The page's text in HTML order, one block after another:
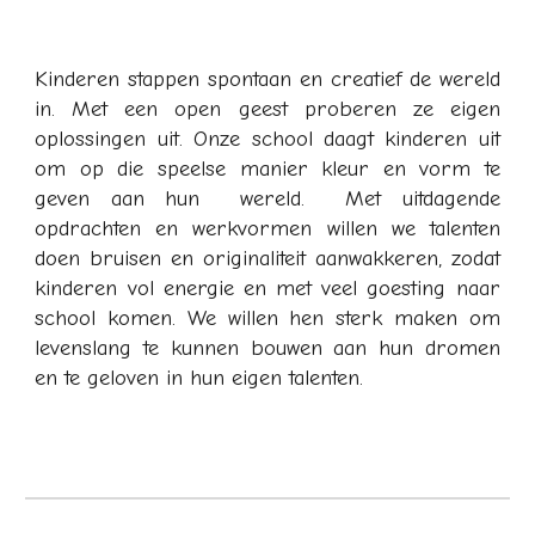
Kinderen stappen spontaan en creatief de wereld
in. Met een open geest proberen ze eigen
oplossingen uit. Onze school daagt kinderen uit
om op die speelse manier kleur en vorm te
geven aan hun wereld. Met uitdagende
opdrachten en werkvormen willen we talenten
doen bruisen en originaliteit aanwakkeren, zodat
kinderen vol energie en met veel goesting naar
school komen. We willen hen sterk maken om
levenslang te kunnen bouwen aan hun dromen
en te geloven in hun eigen talenten.